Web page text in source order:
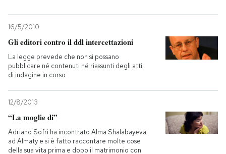
16/5/2010
Gli editori contro il ddl intercettazioni
La legge prevede che non si possano
pubblicare né contenuti né riassunti degli atti
di indagine in corso
12/8/2013
“La moglie di”
Adriano Sofri ha incontrato Alma Shalabayeva
ad Almaty e si è fatto raccontare molte cose
della sua vita prima e dopo il matrimonio con